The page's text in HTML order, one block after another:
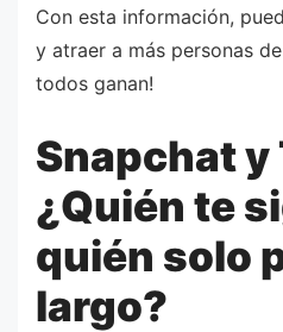
Con esta información,
y atraer a más personas
todos ganan!
Snapchat y
¿Quién te
quién solo
largo?